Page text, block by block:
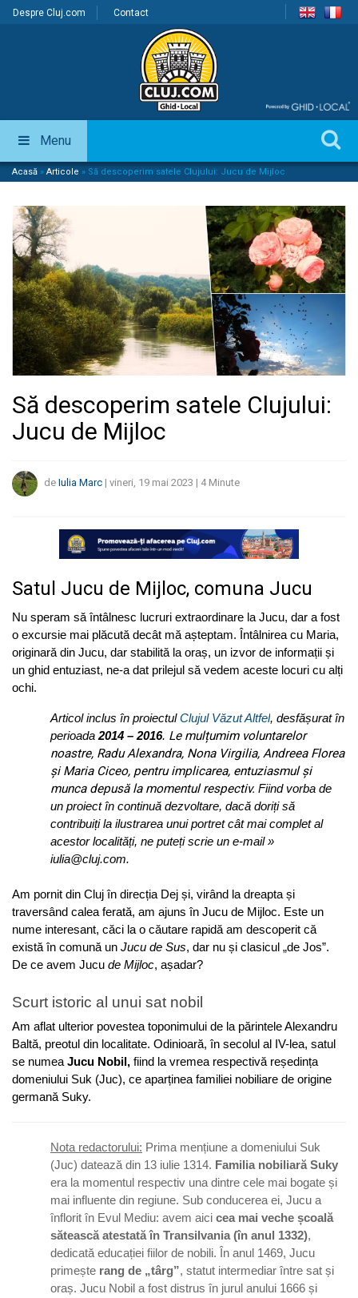
Despre Cluj.com Contact
Menu
Acasă » Articole » Să descoperim satele Clujului: Jucu de Mijloc
Să descoperim satele Clujului:
Jucu de Mijloc
de Iulia Marc | vineri, 19 mai 2023 | 4 Minute
Satul Jucu de Mijloc, comuna Jucu
Nu speram să întâlnesc lucruri extraordinare la Jucu, dar a fost
o excursie mai plăcută decât mă așteptam. Întâlnirea cu Maria,
originară din Jucu, dar stabilită la oraș, un izvor de informații și
un ghid entuziast, ne-a dat prilejul să vedem aceste locuri cu alți
ochi.
Articol inclus în proiectulClujul Văzut Altfel, desfășurat în
perioada 2014 – 2016. Le mulțumim voluntarelor
noastre, Radu Alexandra, Nona Virgilia, Andreea Florea
și Maria Ciceo, pentru implicarea, entuziasmul și
munca depusă la momentul respectiv. Fiind vorba de
un proiect în continuă dezvoltare, dacă doriți să
contribuiți la ilustrarea unui portret cât mai complet al
acestor localități, ne puteți scrie un e-mail »
iulia@cluj.com.
Am pornit din Cluj în direcția Dej și, virând la dreapta și
traversând calea ferată, am ajuns în Jucu de Mijloc. Este un
nume interesant, căci la o căutare rapidă am descoperit că
există în comună un Jucu de Sus, dar nu și clasicul „de Jos”.
De ce avem Jucu de Mijloc, așadar?
Scurt istoric al unui sat nobil
Am aflat ulterior povestea toponimului de la părintele Alexandru
Baltă, preotul din localitate. Odinioară, în secolul al IV-lea, satul
se numea Jucu Nobil, fiind la vremea respectivă reședința
domeniului Suk (Juc), ce aparținea familiei nobiliare de origine
germană Suky.
Nota redactorului: Prima mențiune a domeniului Suk
(Juc) datează din 13 iulie 1314. Familia nobiliară Suky
era la momentul respectiv una dintre cele mai bogate și
mai influente din regiune. Sub conducerea ei, Jucu a
înflorit în Evul Mediu: avem aici cea mai veche școală
sătească atestată în Transilvania (în anul 1332),
dedicată educației fiilor de nobili. În anul 1469, Jucu
primește rang de „târg”, statut intermediar între sat și
oraș. Jucu Nobil a fost distrus în jurul anului 1666 și